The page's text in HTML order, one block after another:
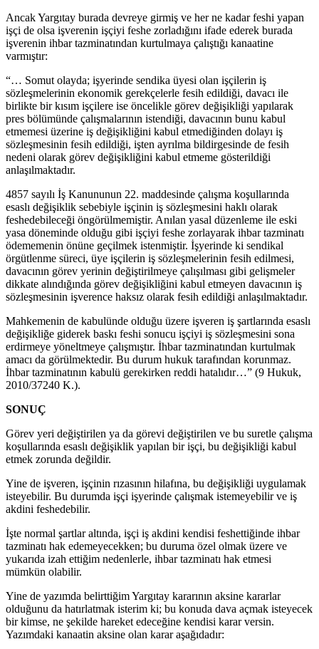
Ancak Yargıtay burada devreye girmiş ve her ne kadar feshi yapan
işçi de olsa işverenin işçiyi feshe zorladığını ifade ederek burada
işverenin ihbar tazminatından kurtulmaya çalıştığı kanaatine
varmıştır:
“… Somut olayda; işyerinde sendika üyesi olan işçilerin iş
sözleşmelerinin ekonomik gerekçelerle fesih edildiği, davacı ile
birlikte bir kısım işçilere ise öncelikle görev değişikliği yapılarak
pres bölümünde çalışmalarının istendiği, davacının bunu kabul
etmemesi üzerine iş değişikliğini kabul etmediğinden dolayı iş
sözleşmesinin fesih edildiği, işten ayrılma bildirgesinde de fesih
nedeni olarak görev değişikliğini kabul etmeme gösterildiği
anlaşılmaktadır.
4857 sayılı İş Kanununun 22. maddesinde çalışma koşullarında
esaslı değişiklik sebebiyle işçinin iş sözleşmesini haklı olarak
feshedebileceği öngörülmemiştir. Anılan yasal düzenleme ile eski
yasa döneminde olduğu gibi işçiyi feshe zorlayarak ihbar tazminatı
ödememenin önüne geçilmek istenmiştir. İşyerinde ki sendikal
örgütlenme süreci, üye işçilerin iş sözleşmelerinin fesih edilmesi,
davacının görev yerinin değiştirilmeye çalışılması gibi gelişmeler
dikkate alındığında görev değişikliğini kabul etmeyen davacının iş
sözleşmesinin işverence haksız olarak fesih edildiği anlaşılmaktadır.
Mahkemenin de kabulünde olduğu üzere işveren iş şartlarında esaslı
değişikliğe giderek baskı feshi sonucu işçiyi iş sözleşmesini sona
erdirmeye yöneltmeye çalışmıştır. İhbar tazminatından kurtulmak
amacı da görülmektedir. Bu durum hukuk tarafından korunmaz.
İhbar tazminatının kabulü gerekirken reddi hatalıdır…” (9 Hukuk,
2010/37240 K.).
SONUÇ
Görev yeri değiştirilen ya da görevi değiştirilen ve bu suretle çalışma
koşullarında esaslı değişiklik yapılan bir işçi, bu değişikliği kabul
etmek zorunda değildir.
Yine de işveren, işçinin rızasının hilafına, bu değişikliği uygulamak
isteyebilir. Bu durumda işçi işyerinde çalışmak istemeyebilir ve iş
akdini feshedebilir.
İşte normal şartlar altında, işçi iş akdini kendisi feshettiğinde ihbar
tazminatı hak edemeyecekken; bu duruma özel olmak üzere ve
yukarıda izah ettiğim nedenlerle, ihbar tazminatı hak etmesi
mümkün olabilir.
Yine de yazımda belirttiğim Yargıtay kararının aksine kararlar
olduğunu da hatırlatmak isterim ki; bu konuda dava açmak isteyecek
bir kimse, ne şekilde hareket edeceğine kendisi karar versin.
Yazımdaki kanaatin aksine olan karar aşağıdadır: